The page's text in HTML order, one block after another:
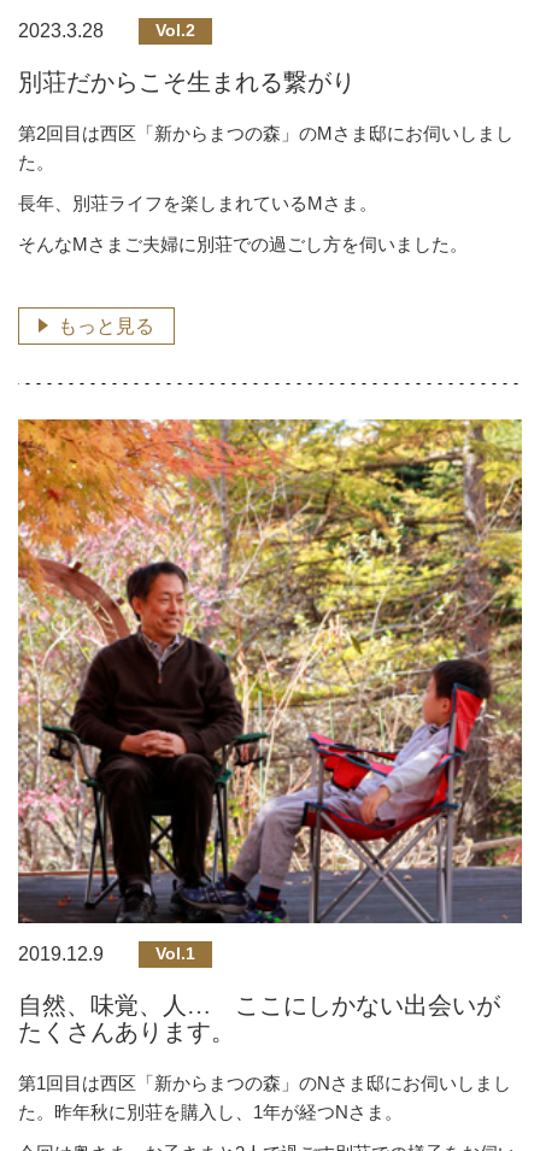
2023.3.28 Vol.2
別荘だからこそ生まれる繋がり
第2回目は西区「新からまつの森」のMさま邸にお伺いしまし
た。
長年、別荘ライフを楽しまれているMさま。
そんなMさまご夫婦に別荘での過ごし方を伺いました。
もっと見る
2019.12.9 Vol.1
自然、味覚、人… ここにしかない出会いが
たくさんあります。
第1回目は西区「新からまつの森」のNさま邸にお伺いしまし
た。昨年秋に別荘を購入し、1年が経つNさま。